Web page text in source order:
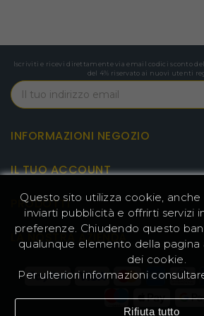
Grafica
Frequenza
Schede grafiche
supporto
Scheda grafica
Nessun supporto
GB
Tipo di memoria:
Disco rigido
Dimensioni e tipo
NVME
Velocità HDD/
24Gbps
Porte: NVME M.2
Porte esterne:
Protocollo porte
SATA/PCIe3.0/
IL TUO ACCOUNT
PRODOTTI
LA NOSTRA AZIENDA
INFORMAZIONI NEGOZIO
Iscriviti e ricevi direttamente via email codici sconto del
del 4% riservato ai nuovi utenti
Questo sito utilizza cookie,
inviarti pubblicità e offrirti servizi
preferenze. Chiudendo questo
qualunque elemento della pagina
dei cookie.
Per ulteriori informazioni
Rifiuta tutto